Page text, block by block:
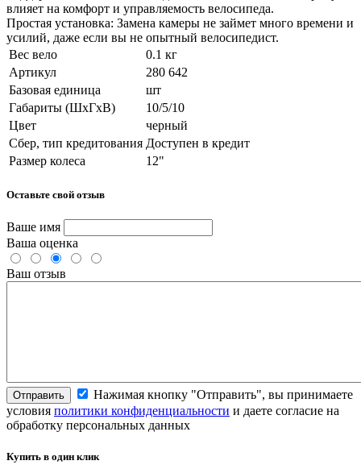
влияет на комфорт и управляемость велосипеда.
Простая установка: Замена камеры не займет много времени и
усилий, даже если вы не опытный велосипедист.
Вес вело
0.1 кг
Артикул
280 642
Базовая единица
шт
Габариты (ШхГхВ)
10/5/10
Цвет
черный
Сбер, тип кредитования Доступен в кредит
Размер колеса
12"
Оставьте свой отзыв
Ваше имя
Ваша оценка
Ваш отзыв
Отправить
Нажимая кнопку "Отправить", вы принимаете
условия политики конфиденциальности и даете согласие на
обработку персональных данных
Купить в один клик